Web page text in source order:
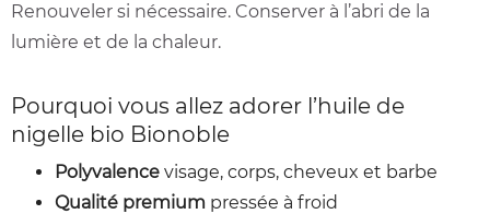
Renouveler si nécessaire. Conserver à l’abri de la
lumière et de la chaleur.
Pourquoi vous allez adorer l’huile de
nigelle bio Bionoble
Polyvalence visage, corps, cheveux et barbe
Qualité premium pressée à froid